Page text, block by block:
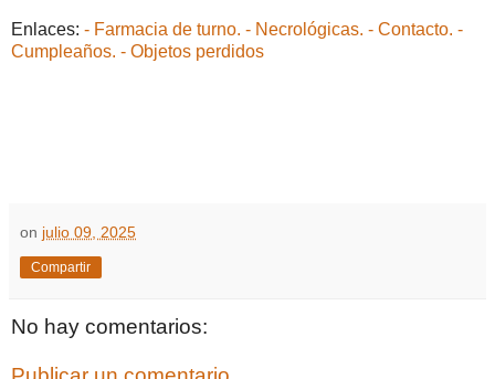
Enlaces: - Farmacia de turno. - Necrológicas. - Contacto. -
Cumpleaños. - Objetos perdidos
on julio 09, 2025
Compartir
No hay comentarios: